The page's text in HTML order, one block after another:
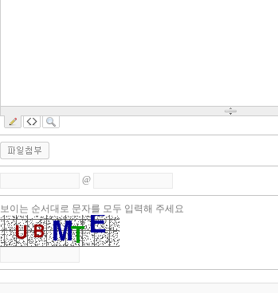
@
보이는 순서대로 문자를 모두 입력해 주세요